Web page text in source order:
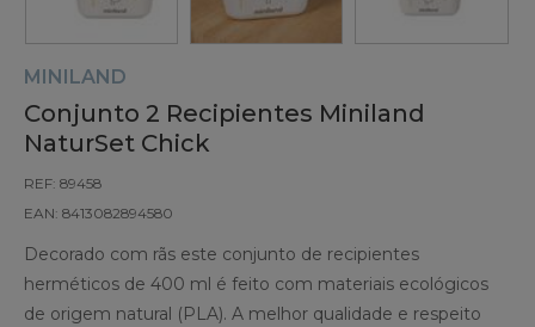
MINILAND
Conjunto 2 Recipientes Miniland
NaturSet Chick
REF: 89458
EAN: 8413082894580
Decorado com rãs este conjunto de recipientes
herméticos de 400 ml é feito com materiais ecológicos
de origem natural (PLA). A melhor qualidade e respeito